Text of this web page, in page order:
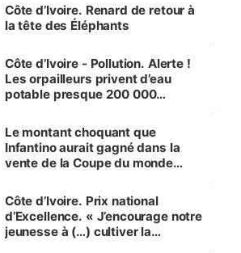
Côte d’Ivoire. Renard de retour à
la tête des Éléphants
Côte d’Ivoire - Pollution. Alerte !
Les orpailleurs privent d’eau
potable presque 200 000
Le montant choquant que
Infantino aurait gagné dans la
vente de la Coupe du monde
Côte d’Ivoire. Prix national
d’Excellence. « J’encourage notre
jeunesse à (…) cultiver la